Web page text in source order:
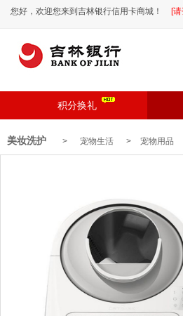
您好，欢迎您来到吉林银行信用卡商城！ [
积分换礼
美妆洗护 > 宠物生活 > 宠物用品